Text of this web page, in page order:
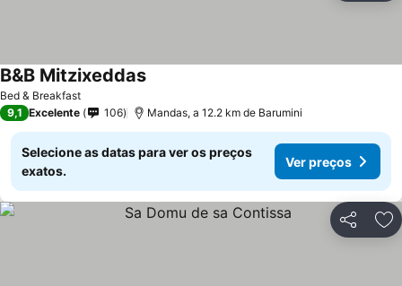
Bed & Breakfast
B&B Mitzixeddas
9,1 Excelente 106 Mandas, a 12.2 km de Barumini
Selecione as datas para ver os preços
exatos.
Ver preços
Partilhar